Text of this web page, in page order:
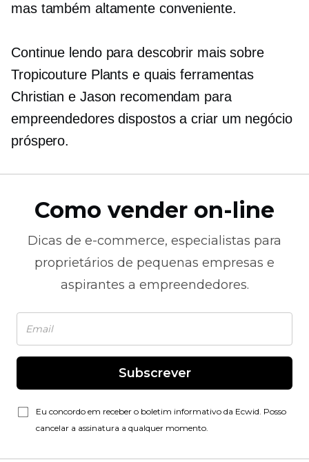
mas também altamente conveniente.
Continue lendo para descobrir mais sobre
Tropicouture Plants e quais ferramentas
Christian e Jason recomendam para
empreendedores dispostos a criar um negócio
próspero.
Como vender on-line
Dicas de e-commerce, especialistas para
proprietários de pequenas empresas e
aspirantes a empreendedores.
Subscrever
Eu concordo em receber o boletim informativo da Ecwid. Posso
cancelar a assinatura a qualquer momento.